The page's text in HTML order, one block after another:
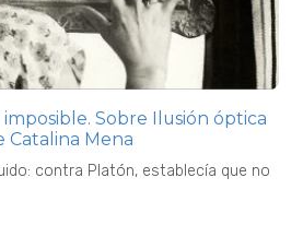
Sobre Ilusión óptica
Catalina Mena
contra Platón, establecía que no